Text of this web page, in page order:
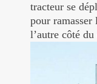
tracteur se
pour ramasser
l’autre côté du